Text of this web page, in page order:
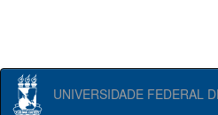
UNIVERSIDADE FEDERAL